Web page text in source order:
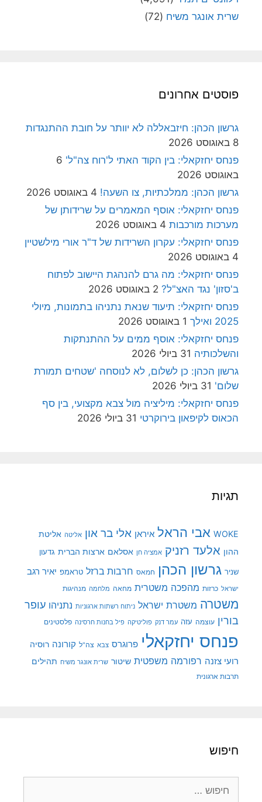
שרית אונגר משיח (72)
פוסטים אחרונים
גרשון הכהן: חיזבאללה לא יוותר על חובת ההתנגדות
8 באוגוסט 2026
פנחס יחזקאלי: בין הקוד האתי ל'רוח צה"ל' 6
באוגוסט 2026
גרשון הכהן: ממלכתיות, צו השעה! 4 באוגוסט 2026
פנחס יחזקאלי: אוסף המאמרים על שרידותן של
מערכות מורכבות 4 באוגוסט 2026
פנחס יחזקאלי: עקרון השרידות של ד"ר אורי מילשטיין
4 באוגוסט 2026
פנחס יחזקאלי: מה גרם להנהגת היישוב לפתוח
ב'סזון' נגד האצ"ל? 2 באוגוסט 2026
פנחס יחזקאלי: תיעוד שנאת נתניהו בתמונות, מיולי
2025 ואילך
1 באוגוסט 2026
פנחס יחזקאלי: אוסף ממים על ההתנתקות
והשלכותיה 31 ביולי 2026
גרשון הכהן: כן לשלום, לא לנוסחה 'שטחים תמורת
שלום' 31 ביולי 2026
פנחס יחזקאלי: מיליציה מול צבא מקצועי, בין סף
הכאוס לקיפאון בירוקרטי 31 ביולי 2026
תגיות
WOKE אבי הראל איראן אלי בר און אליטה אליטת
ההון אלעד רזניק אמציה חן אסלאם ארצות הברית גדעון
שניר גרשון הכהן חמאס חרבות ברזל טראמפ יאיר רגב
ישראל כרזות מהפכה משטרית מחאה מלחמה מנהיגות
משטרה משטרת ישראל ניתוח רשתות ארגוניות נתניהו עופר
בורין עוצמה עזה עמר דנק פוליטיקה פיל בחנות חרסינה פלסטינים
פנחס יחזקאלי פרוגרס צבא צה"ל קורונה רוסיה
רועי צזנה רפורמה משפטית שיטור שרית אונגר משיח תהילים
תרבות ארגונית
חיפוש